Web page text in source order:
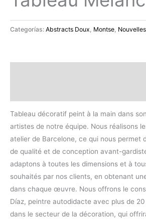
Categorías: Abstracts Doux Montse Nouvelles
Tableau décoratif peint à la main dans
artistes de notre équipe. Nous réalisons
atelier de Barcelone, ce qui nous permet
de qualité et de conception avant-
adaptons à toutes les dimensions et à
souhaités par nos clients, en obtenant
dans chaque œuvre. Nous offrons le
Díaz, peintre autodidacte avec plus de 20
dans le secteur de la décoration, qui